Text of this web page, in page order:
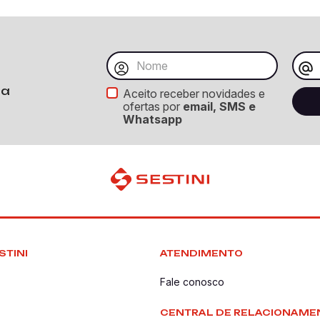
Aceito receber novidades e
ofertas por email, SMS e
Whatsapp
ATENDIMENTO
Fale conosco
CENTRAL DE